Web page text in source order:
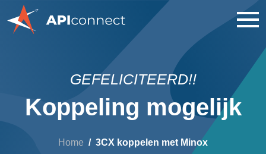
GEFELICITEERD!!
Koppeling mogelijk
Home 3CX koppelen met Minox